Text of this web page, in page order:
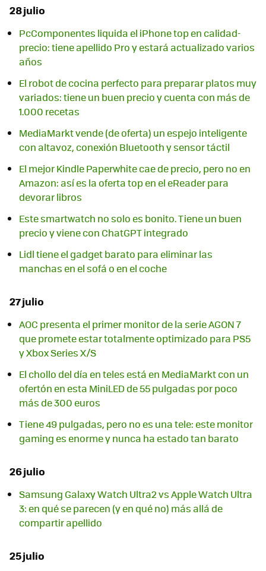
28 julio
PcComponentes liquida el iPhone top en calidad-
precio: tiene apellido Pro y estará actualizado varios
años
El robot de cocina perfecto para preparar platos muy
variados: tiene un buen precio y cuenta con más de
1.000 recetas
MediaMarkt vende (de oferta) un espejo inteligente
con altavoz, conexión Bluetooth y sensor táctil
El mejor Kindle Paperwhite cae de precio, pero no en
Amazon: así es la oferta top en el eReader para
devorar libros
Este smartwatch no solo es bonito. Tiene un buen
precio y viene con ChatGPT integrado
Lidl tiene el gadget barato para eliminar las
manchas en el sofá o en el coche
27 julio
AOC presenta el primer monitor de la serie AGON 7
que promete estar totalmente optimizado para PS5
y Xbox Series X/S
El chollo del día en teles está en MediaMarkt con un
ofertón en esta MiniLED de 55 pulgadas por poco
más de 300 euros
Tiene 49 pulgadas, pero no es una tele: este monitor
gaming es enorme y nunca ha estado tan barato
26 julio
Samsung Galaxy Watch Ultra2 vs Apple Watch Ultra
3: en qué se parecen (y en qué no) más allá de
compartir apellido
25 julio